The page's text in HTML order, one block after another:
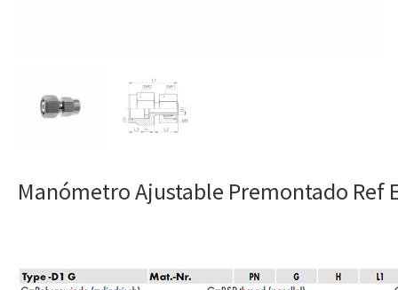
Manómetro Ajustable Premontado Ref